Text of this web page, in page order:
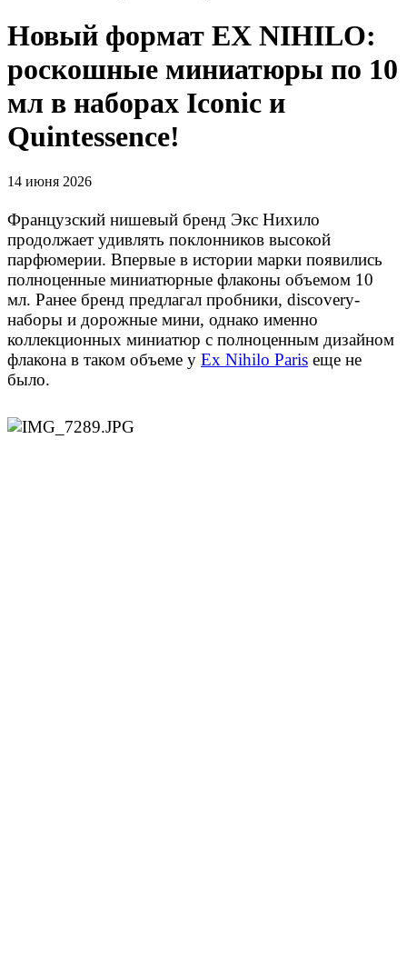
Новый формат EX NIHILO:
роскошные миниатюры по 10
мл в наборах Iconic и
Quintessence!
14 июня 2026
Французский нишевый бренд Экс Нихило
продолжает удивлять поклонников высокой
парфюмерии. Впервые в истории марки появились
полноценные миниатюрные флаконы объемом 10
мл. Ранее бренд предлагал пробники, discovery-
наборы и дорожные мини, однако именно
коллекционных миниатюр с полноценным дизайном
флакона в таком объеме у Ex Nihilo Paris еще не
было.